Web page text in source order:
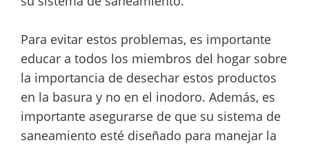
Para evitar estos problemas, es importante
educar a todos los miembros del hogar sobre
la importancia de desechar estos productos
en la basura y no en el inodoro. Además, es
importante asegurarse de que su sistema de
saneamiento esté diseñado para manejar la